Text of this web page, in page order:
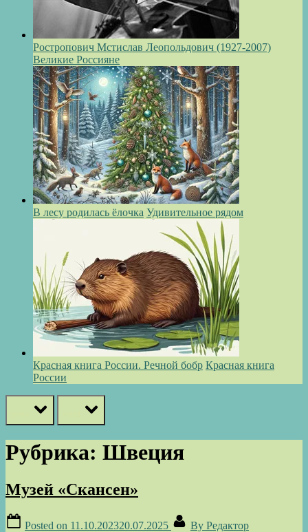
Ростропович Мстислав Леопольдович (1927-2007)
Великие Россияне
В лесу родилась ёлочка Удивительное рядом
Красная книга России. Речной бобр Красная книга
России
Рубрика: Швеция
Музей «Скансен»
Posted on 11.10.202320.07.2025 By Редактор